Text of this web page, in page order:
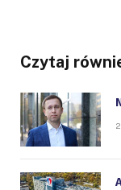
Czytaj